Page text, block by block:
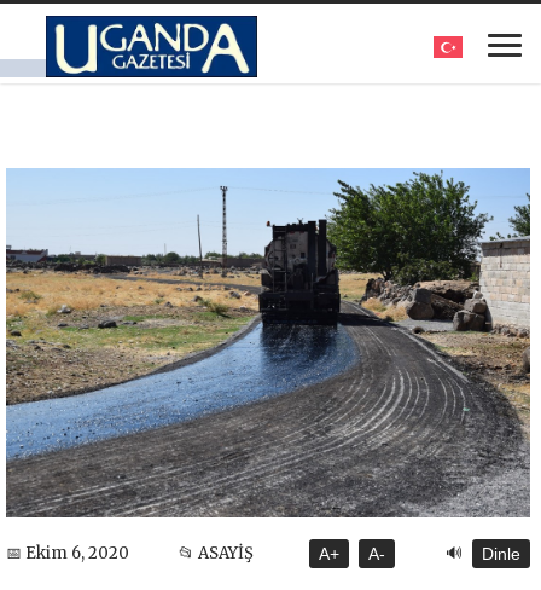
📅 Ekim 6, 2020 📂 ASAYİŞ A+ A- 🔊 Dinle